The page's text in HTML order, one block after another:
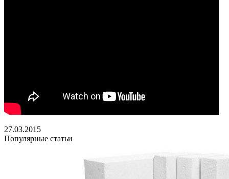
27.03.2015
Популярные статьи